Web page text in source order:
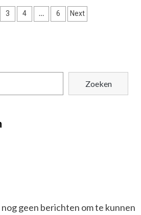
3 4 … 6 Next
Zoeken
geen berichten om te kunnen